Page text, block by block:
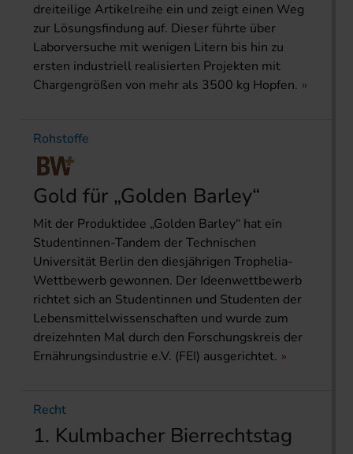
dreiteilige Artikelreihe ein und zeigt einen Weg
zur Lösungsfindung auf. Dieser führte über
Laborversuche mit wenigen Litern bis hin zu
ersten industriell realisierten Projekten mit
Chargengrößen von mehr als 3500 kg Hopfen.
Rohstoffe
Gold für „Golden Barley“
Mit der Produktidee „Golden Barley“ hat ein
Studentinnen-Tandem der Technischen
Universität Berlin den diesjährigen Trophelia-
Wettbewerb gewonnen. Der Ideenwettbewerb
richtet sich an Studentinnen und Studenten der
Lebensmittelwissenschaften und wurde zum
dreizehnten Mal durch den Forschungskreis der
Ernährungsindustrie e.V. (FEI) ausgerichtet.
Recht
1. Kulmbacher Bierrechtstag